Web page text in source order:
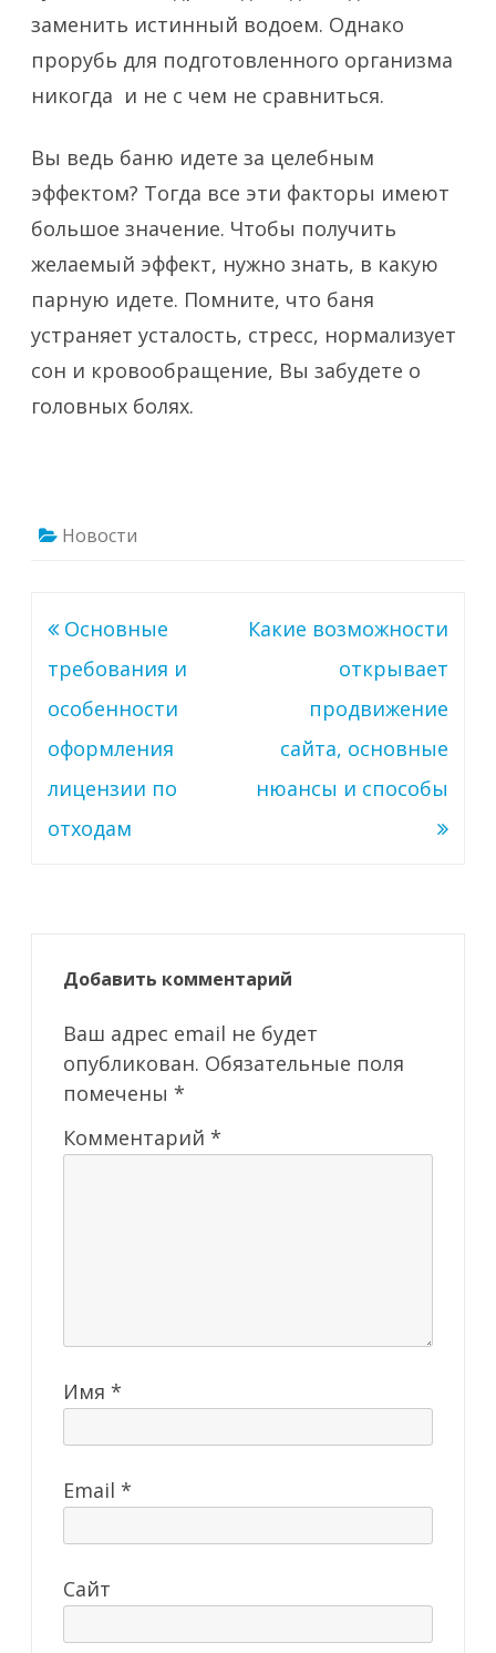
заменить истинный водоем. Однако
прорубь для подготовленного организма
никогда и не с чем не сравниться.
Вы ведь баню идете за целебным
эффектом? Тогда все эти факторы имеют
большое значение. Чтобы получить
желаемый эффект, нужно знать, в какую
парную идете. Помните, что баня
устраняет усталость, стресс, нормализует
сон и кровообращение, Вы забудете о
головных болях.
Новости
Навигация
по
записям
Основные
требования и
особенности
оформления
лицензии по
отходам
Какие возможности
открывает
продвижение
сайта, основные
нюансы и способы
Добавить комментарий
Ваш адрес email не будет
опубликован. Обязательные поля
помечены *
Комментарий *
Имя *
Email *
Сайт